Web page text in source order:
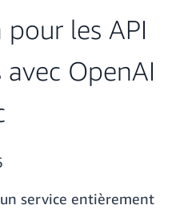
les API
OpenAI
service entièrement